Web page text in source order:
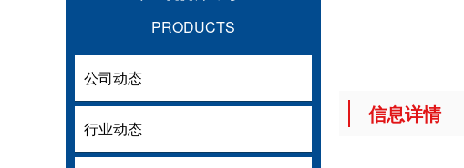
PRODUCTS
公司动态
行业动态 行业动态
信息详情